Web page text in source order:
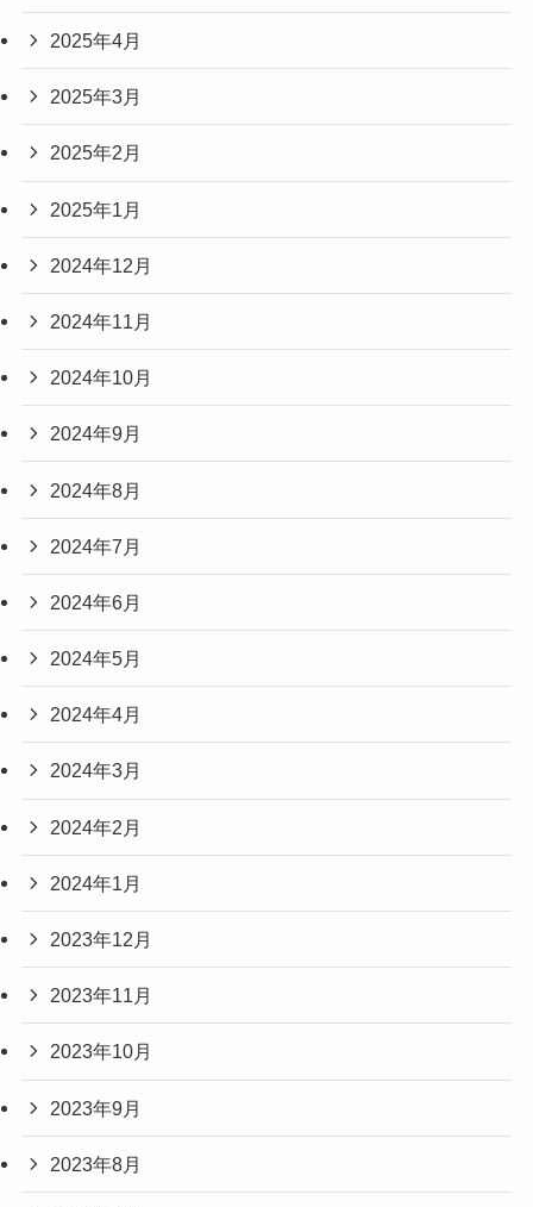
2025年4月
2025年3月
2025年2月
2025年1月
2024年12月
2024年11月
2024年10月
2024年9月
2024年8月
2024年7月
2024年6月
2024年5月
2024年4月
2024年3月
2024年2月
2024年1月
2023年12月
2023年11月
2023年10月
2023年9月
2023年8月